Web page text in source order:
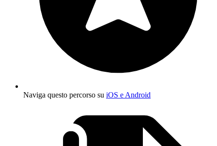
Naviga questo percorso su iOS e Android